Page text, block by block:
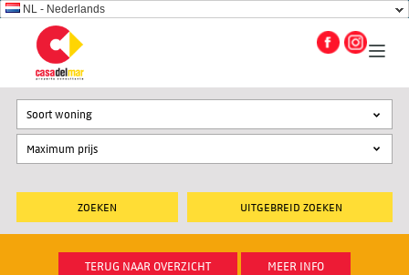
NL - Nederlands
UITGEBREID ZOEKEN
Soort woning
TERUG NAAR OVERZICHT MEER INFO